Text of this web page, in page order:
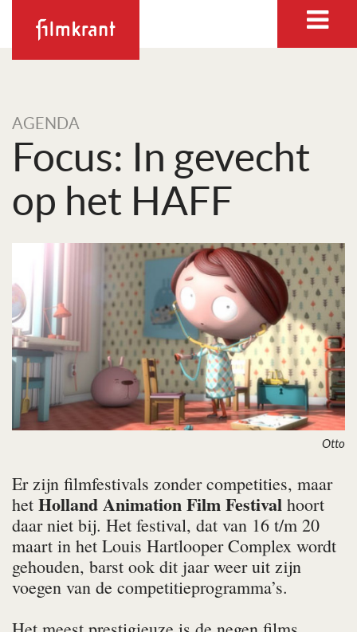
AGENDA
Focus: In gevecht
op het HAFF
Otto
Er zijn filmfestivals zonder competities, maar
het Holland Anima­tion Film Festival hoort
daar niet bij. Het festival, dat van 16 t/m 20
maart in het Louis Hartlooper Complex wordt
gehouden, barst ook dit jaar weer uit zijn
voegen van de competitieprogramma’s.